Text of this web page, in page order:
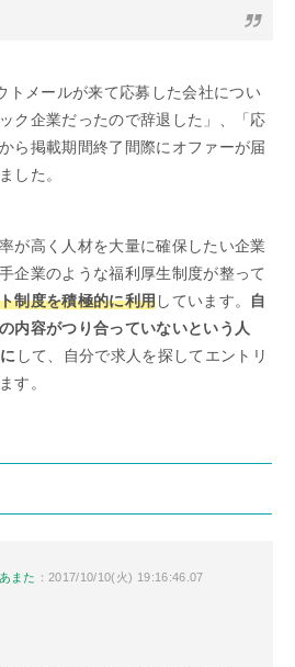
トメールが来て応募した会社につい
ク企業だったので辞退した」、「応
ら掲載期間終了間際にオファーが届
した。
が高く人材を大量に確保したい企業
企業のような福利厚生制度が整って
制度を積極的に利用しています。 自
内容がつり合っていないという人
して、自分で求人を探してエントリ
す。
また ：2017/10/10(火) 19:16:46.07